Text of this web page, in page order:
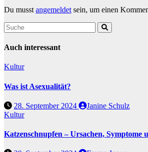
Du musst angemeldet sein, um einen
Auch interessant
Kultur
Was ist Asexualität?
28. September 2024
Janine Schulz
Kultur
Katzenschnupfen – Ursachen, Symptome